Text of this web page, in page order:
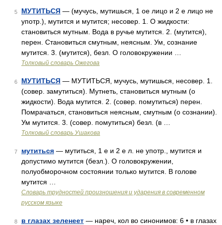
5 МУТИТЬСЯ — (мучусь, мутишься, 1 ое лицо и 2 е лицо не
употр.), мутится и мутится; несовер. 1. О жидкости:
становиться мутным. Вода в ручье мутится. 2. (мутится),
перен. Становиться смутным, неясным. Ум, сознание
мутится. 3. (мутится), безл. О головокружении …
Толковый словарь Ожегова
6 МУТИТЬСЯ — МУТИТЬСЯ, мучусь, мутишься, несовер. 1.
(совер. замутиться). Мутнеть, становиться мутным (о
жидкости). Вода мутится. 2. (совер. помутиться) перен.
Помрачаться, становиться неясным, смутным (о сознании).
Ум мутится. 3. (совер. помутиться) безл. (в …
Толковый словарь Ушакова
7 мутиться — мутиться, 1 е и 2 е л. не употр., мутится и
допустимо мутится (безл.). О головокружении,
полуобморочном состоянии только мутится. В голове
мутится …
Словарь трудностей произношения и ударения в современном
русском языке
8 в глазах зеленеет — нареч, кол во синонимов: 6 • в глазах